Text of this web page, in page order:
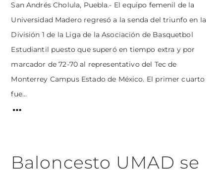
San Andrés Cholula, Puebla.- El equipo femenil de la
Universidad Madero regresó a la senda del triunfo en la
División 1 de la Liga de la Asociación de Basquetbol
Estudiantil puesto que superó en tiempo extra y por
marcador de 72-70 al representativo del Tec de
Monterrey Campus Estado de México. El primer cuarto
fue...
Baloncesto UMAD se